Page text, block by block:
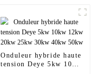
Onduleur hybride haute
tension Deye 5kw 10kw